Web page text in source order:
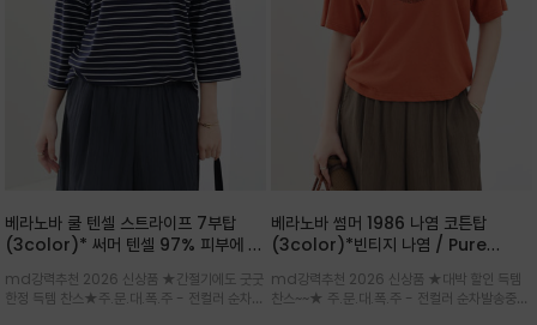
베라노바 쿨 텐셀 스트라이프 7부탑
(3color)* 써머 텐셀 97% 피부에 닿
소재
md강력추천 2026 신상품 ★간절기에도 굿굿
한정 득템 찬스★주.문.대.폭.주 - 전컬러 순차발
베라노바 썸머 1986 나염 코튼탑
(3color)*빈티지 나염 / Pure
어도 룩에 감도가 살아나는 베라노바 스
튜디오 티셔츠
md강력추천 2026 신상품 ★대박 할인 득템
찬스~~★ 주.문.대.폭.주 - 전컬러 순차발송중